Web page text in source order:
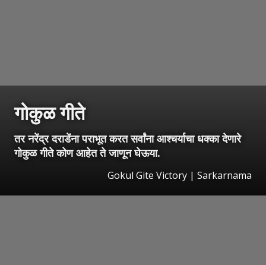
गोकुळ गीते
तर नरेंद्र दराडेंना पराभूत करत सर्वांना आश्चर्याचा धक्का देणारे
गोकुळ गीते कोण आहेत ते जाणून घेऊया.
Gokul Gite Victory | Sarkarnama